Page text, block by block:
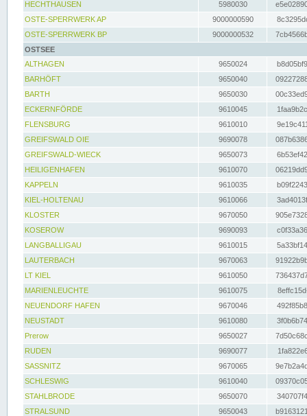
HECHTHAUSEN
5980030
OSTE-SPERRWERK AP
9000000590
OSTE-SPERRWERK BP
9000000532
OSTSEE
ALTHAGEN
9650024
BARHÖFT
9650040
BARTH
9650030
ECKERNFÖRDE
9610045
FLENSBURG
9610010
GREIFSWALD OIE
9690078
GREIFSWALD-WIECK
9650073
HEILIGENHAFEN
9610070
KAPPELN
9610035
KIEL-HOLTENAU
9610066
KLOSTER
9670050
KOSEROW
9690093
LANGBALLIGAU
9610015
LAUTERBACH
9670063
LT KIEL
9610050
MARIENLEUCHTE
9610075
NEUENDORF HAFEN
9670046
NEUSTADT
9610080
Prerow
9650027
RUDEN
9690077
SASSNITZ
9670065
SCHLESWIG
9610040
STAHLBRODE
9650070
STRALSUND
9650043